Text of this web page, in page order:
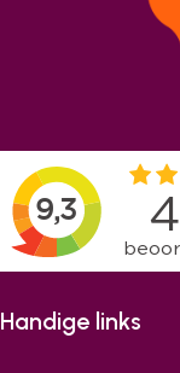
Handige links